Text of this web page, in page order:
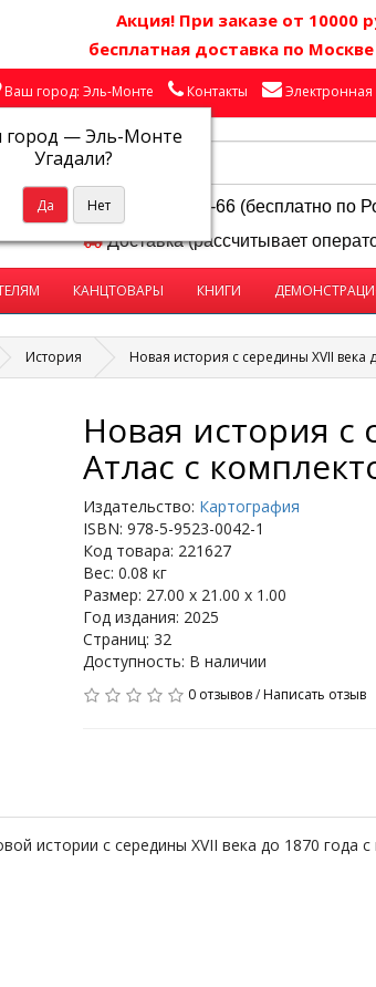
Акция! При заказе от 10000
бесплатная доставка по
Ваш город: Эль-Монте
город —Эль-Монте
Угадали?
Контакты Электронная
8-800-250-58-66 (бесплатно по
Доставка (рассчитывает
КАНЦТОВАРЫ КНИГИ
История Новая история с середины XVII
Новая история с
Атлас с
Издательство: Картография
ISBN: 978-5-9523-0042-1
Код товара: 221627
Вес: 0.08 кг
Размер: 27.00 x 21.00 x 1.00
Год издания: 2025
Страниц: 32
Доступность: В наличии
0 отзывов/Написать отзыв
истории с середины XVII века до 1870